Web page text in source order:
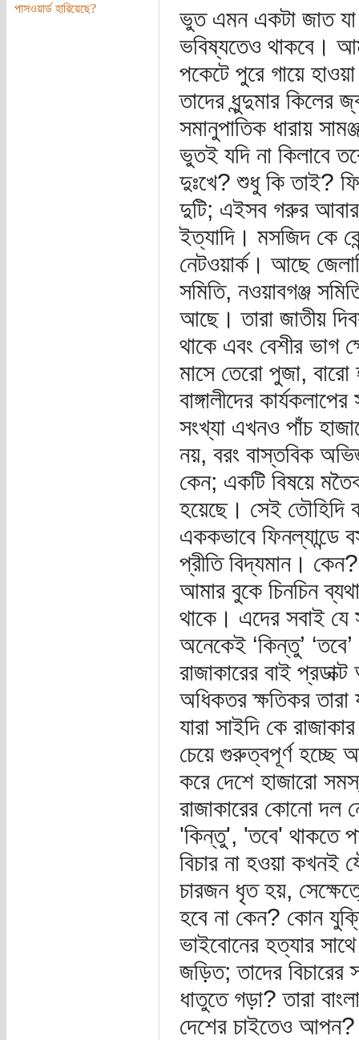
পাসওয়ার্ড হারিয়েছে?
ভুত এমন একটা জাত
ভবিষ্যতেও থাকবে।
পকেটে পুরে গায়ে
তাদের ধুন্দুমার কিলের
সমানুপাতিক ধারায়
ভুতই যদি না কিলাবে
দুঃখে? শুধু কি তাই?
দুটি; এইসব গরুর আবার
ইত্যাদি। মসজিদ কে
নেটওয়ার্ক। আছে
সমিতি, নওয়াবগঞ্জ
আছে। তারা জাতীয়
থাকে এবং বেশীর ভাগ
মাসে তেরো পুজা, বারো
বাঙ্গালীদের
সংখ্যা এখনও পাঁচ
নয়, বরং বাস্তবিক
কেন; একটি বিষয়ে
হয়েছে। সেই তৌহিদি
এককভাবে ফিনল্যান্ডে
প্রীতি বিদ্যমান।
আমার বুকে চিনচিন
থাকে। এদের সবাই যে
অনেকেই ‘কিন্তু’
রাজাকারের বাই
অধিকতর ক্ষতিকর তারা
যারা সাইদি কে
চেয়ে গুরুত্বপূর্ণ হচ্ছে
করে দেশে হাজারো
রাজাকারের কোনো দল
'কিন্তু', 'তবে' থাকতে
বিচার না হওয়া
চারজন ধৃত হয়,
হবে না কেন? কোন
ভাইবোনের হত্যার
জড়িত; তাদের বিচারের
ধাতুতে গড়া? তারা
দেশের চাইতেও আপন?